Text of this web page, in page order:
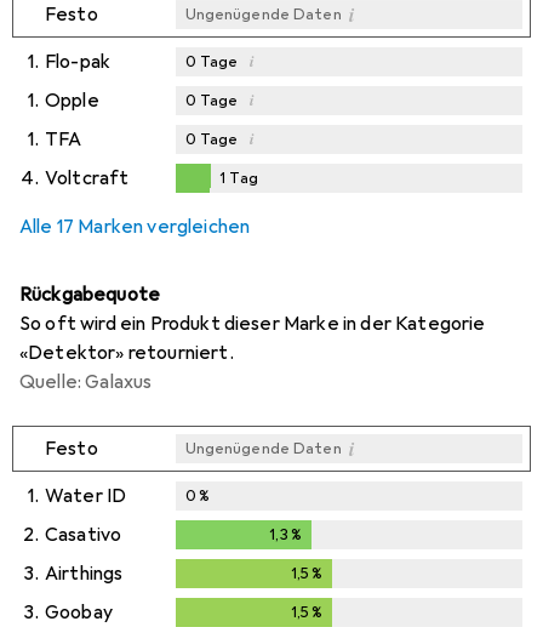
Festo Ungenügende Daten i
1. Flo-pak 0 Tage i
1. Opple 0 Tage i
1. TFA 0 Tage i
4. Voltcraft 1 Tag
Alle 17 Marken vergleichen
Rückgabequote
So oft wird ein Produkt dieser Marke in der Kategorie
«Detektor» retourniert.
Quelle: Galaxus
Festo Ungenügende Daten i
1. Water ID 0%
2. Casativo 1,3 %
3. Airthings 1,5 %
3. Goobay 1,5 %